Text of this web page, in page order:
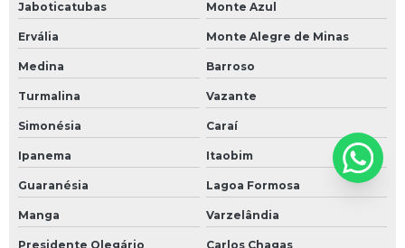
Jaboticatubas Monte Azul
Ervália Monte Alegre de Minas
Medina Barroso
Turmalina Vazante
Simonésia Caraí
Ipanema Itaobim
Guaranésia Lagoa Formosa
Manga Varzelândia
Presidente Olegário Carlos Chagas